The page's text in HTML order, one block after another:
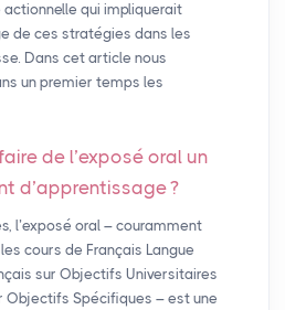
qui impliquerait
de ces stratégies dans les
Dans cet article nous
un premier temps les
de l’exposé oral un
d’apprentissage?
l’exposé oral – couramment
cours de Français Langue
sur Objectifs Universitaires
Objectifs Spécifiques – est une